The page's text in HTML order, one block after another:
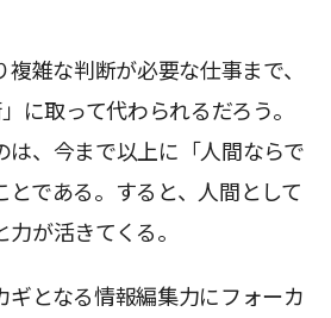
複雑な判断が必要な仕事まで、
に取って代わられるだろう。
は、今まで以上に「人間ならで
とである。すると、人間として
が活きてくる。
ギとなる情報編集力にフォーカ